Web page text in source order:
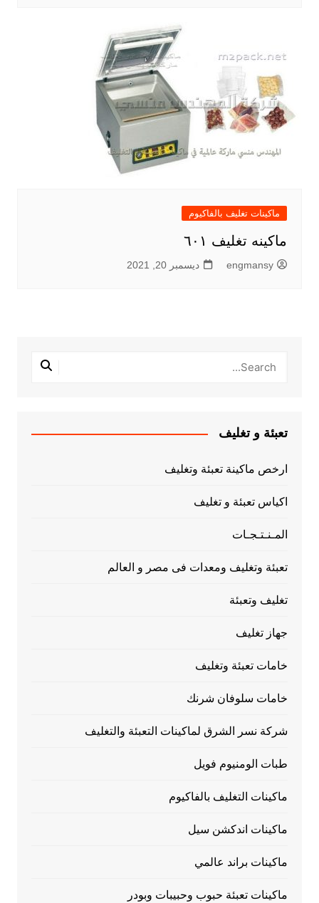
ماكينات تغليف بالفاكيوم
ماكينه تغليف ٦٠١
engmansy ديسمبر 20, 2021
تعبئة و تغليف
ارخص ماكينة تعبئة وتغليف
اكياس تعبئة و تغليف
المـنـتـجـات
تعبئة وتغليف ومعدات فى مصر و العالم
تغليف وتعبئة
جهاز تغليف
خامات تعبئة وتغليف
خامات سلوفان شرنك
شركة نسر الشرق لماكينات التعبئة والتغليف
طبات الومنيوم فويل
ماكينات التغليف بالفاكيوم
ماكينات اندكشن سيل
ماكينات براند عالمي
ماكينات تعبئة حبوب وحبيبات وبودر